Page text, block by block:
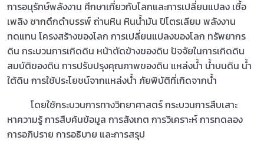
การอนุรักษ์พลังงาน ศึกษาเกี่ยวกับโลกและการเปลี่ยนแปลง เชื้อ
เพลิง ซากดึกดำบรรพ์ ถ่านหิน หินน้ำมัน ปิโตรเลียม พลังงาน
ทดแทน โครงสร้างของโลก การเปลี่ยนแปลงของโลก ทรัพยากร
ดิน กระบวนการเกิดดิน หน้าตัดข้างของดิน ปัจจัยในการเกิดดิน
สมบัติของดิน การปรับปรุงคุณภาพของดิน แหล่งน้ำ น้ำบนดิน น้ำ
ใต้ดิน การใช้ประโยชน์จากแหล่งน้ำ ภัยพิบัติที่เกิดจากน้ำ
โดยใช้กระบวนการทางวิทยาศาสตร์ กระบวนการสืบเสาะ
หาความรู้ การสืบค้นข้อมูล การสังเกต การวิเคราะห์ การทดลอง
การอภิปราย การอธิบาย และการสรุป